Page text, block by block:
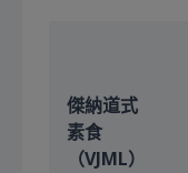
傑納道式
素食
（VJML）